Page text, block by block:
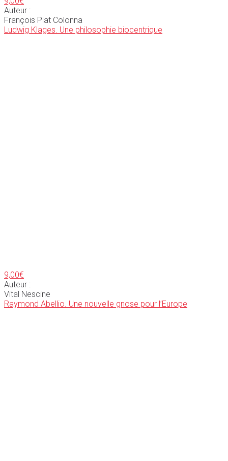
Auteur :
François Plat Colonna
Ludwig Klages. Une philosophie biocentrique
9,00€
Auteur :
Vital Nescine
Raymond Abellio. Une nouvelle gnose pour l’Europe